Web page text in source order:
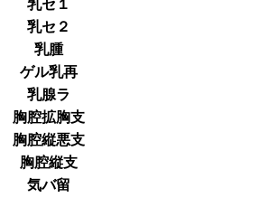
乳セ１
乳セ２
乳腫
ゲル乳再
乳腺ラ
胸腔拡胸支
胸腔縦悪支
胸腔縦支
気バ留